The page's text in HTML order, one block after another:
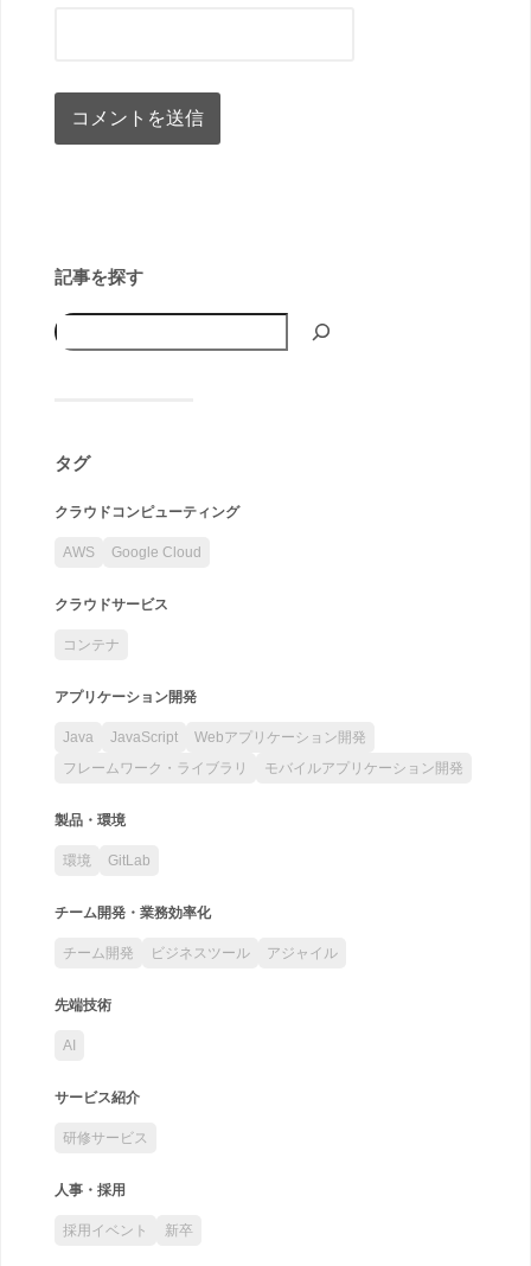
記事を探す
タグ
クラウドコンピューティング
AWS Google Cloud
クラウドサービス
コンテナ
アプリケーション開発
Java JavaScript
Webアプリケーション開発
フレームワーク・ライブラリ
モバイルアプリケーション開発
製品・環境
環境 GitLab
チーム開発・業務効率化
チーム開発 ビジネスツール アジャイル
先端技術
AI
サービス紹介
研修サービス
人事・採用
採用イベント 新卒